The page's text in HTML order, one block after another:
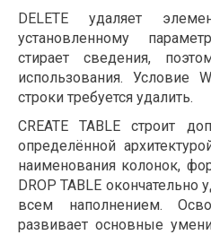
DELETE удаляет
установленному
стирает сведения,
использования. Условие
строки требуется удалить.
CREATE TABLE строит
определённой
наименования колонок,
DROP TABLE окончательно
всем наполнением.
развивает основные